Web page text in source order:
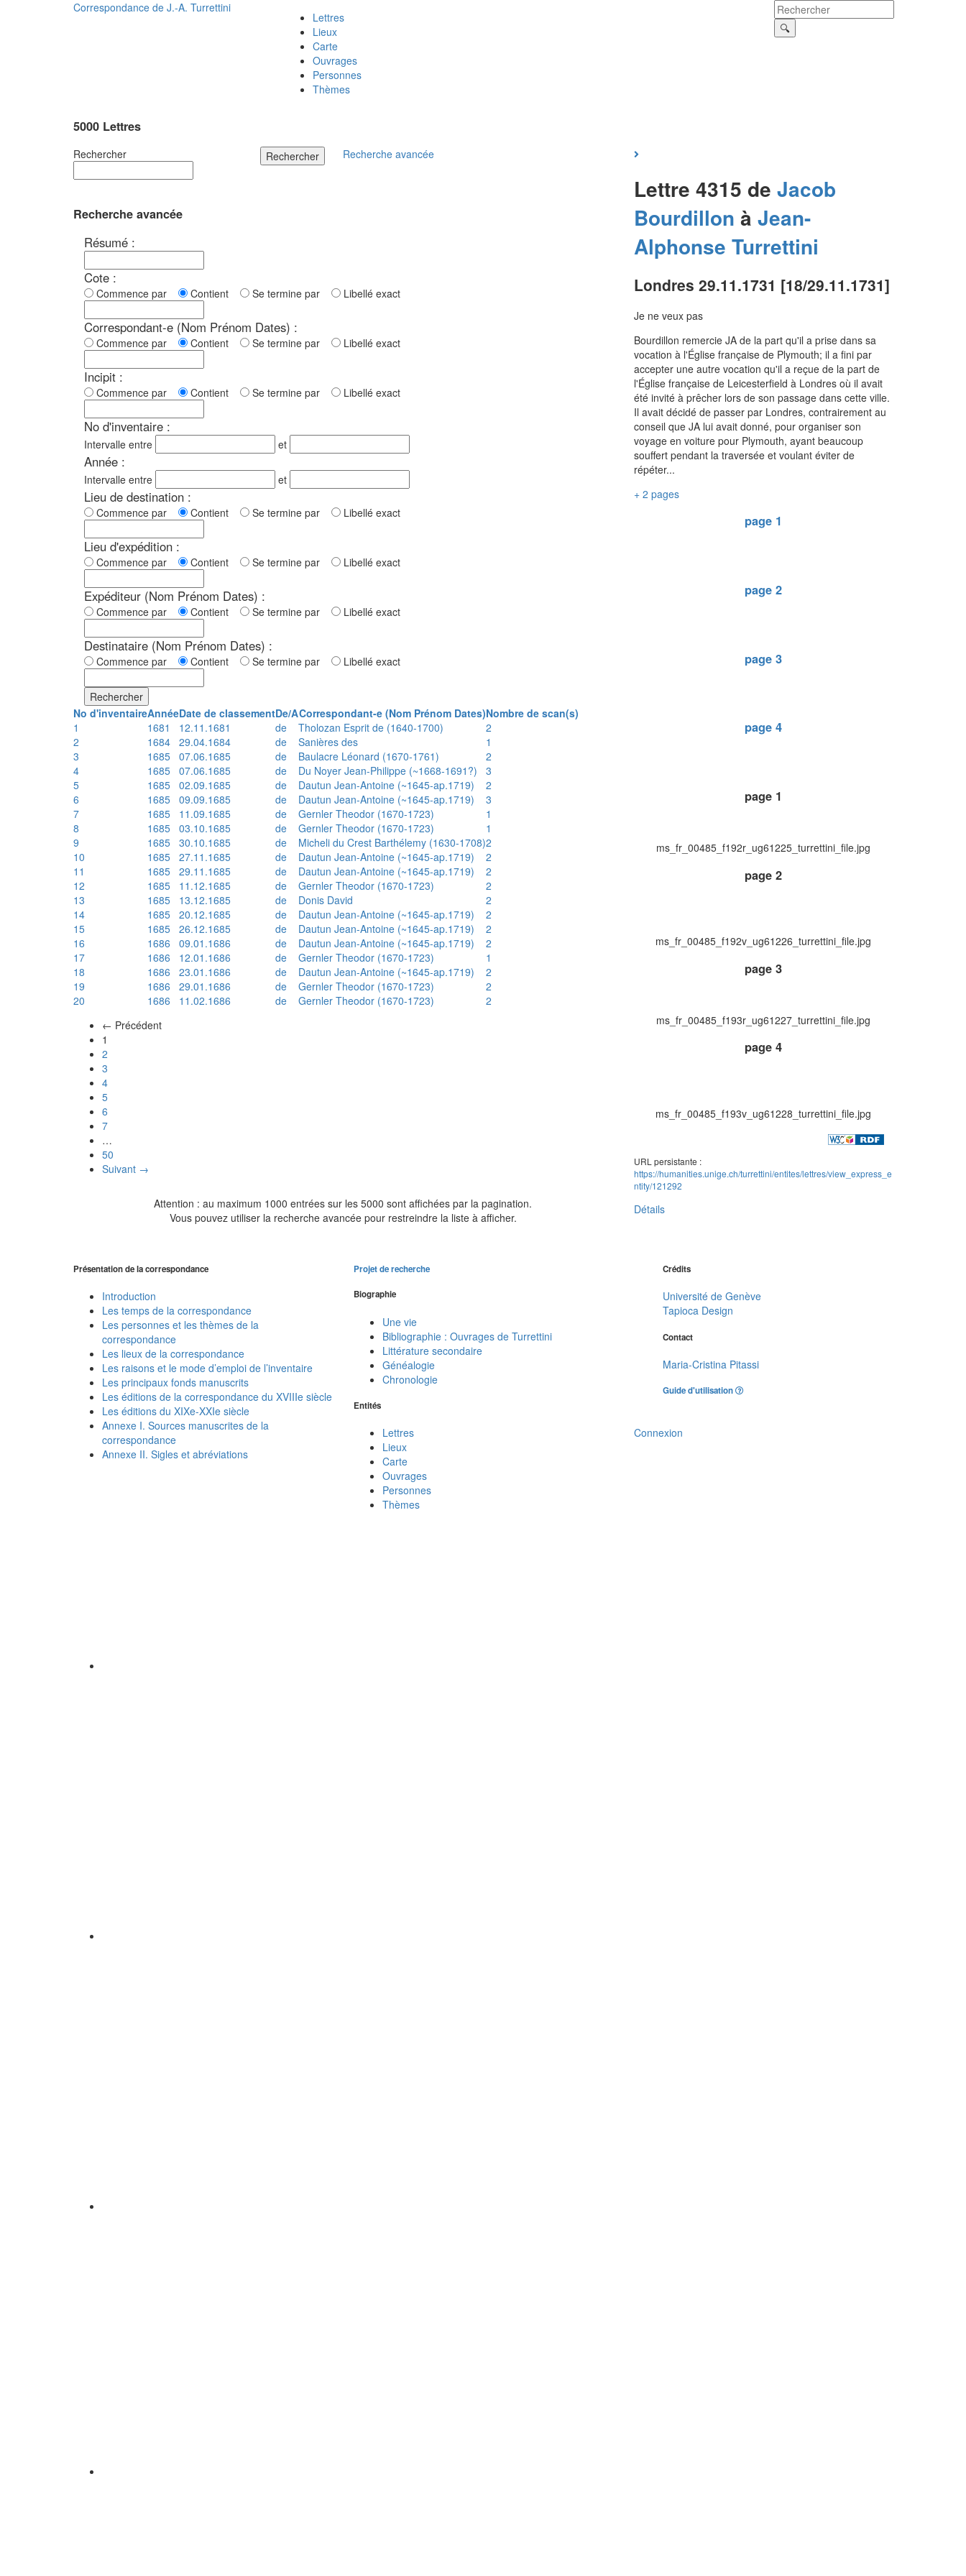
Correspondance de J.-A. Turrettini
Lettres
Lieux
Carte
Ouvrages
Personnes
Thèmes
5000 Lettres
Rechercher Rechercher Recherche avancée
Recherche avancée
Résumé :
Cote :
Commence par Contient Se termine par Libellé exact
Correspondant-e (Nom Prénom Dates) :
Commence par Contient Se termine par Libellé exact
Incipit :
Commence par Contient Se termine par Libellé exact
No d'inventaire :
Intervalle entre et
Année :
Intervalle entre et
Lieu de destination :
Commence par Contient Se termine par Libellé exact
Lieu d'expédition :
Commence par Contient Se termine par Libellé exact
Expéditeur (Nom Prénom Dates) :
Commence par Contient Se termine par Libellé exact
Destinataire (Nom Prénom Dates) :
Commence par Contient Se termine par Libellé exact
Rechercher
No d'inventaireAnnéeDate de classementDe/ACorrespondant-e (Nom Prénom Dates)Nombre de scan(s)
1
1681 12.11.1681 de Tholozan Esprit de (1640-1700)
2
2
1684 29.04.1684 de Sanières des
1
3
1685 07.06.1685 de Baulacre Léonard (1670-1761)
2
4
1685 07.06.1685 de Du Noyer Jean-Philippe (~1668-1691?)
3
5
1685 02.09.1685 de Dautun Jean-Antoine (~1645-ap.1719)
2
6
1685 09.09.1685 de Dautun Jean-Antoine (~1645-ap.1719)
3
7
1685 11.09.1685 de Gernler Theodor (1670-1723)
1
8
1685 03.10.1685 de Gernler Theodor (1670-1723)
1
9
1685 30.10.1685 de Micheli du Crest Barthélemy (1630-1708)2
10
1685 27.11.1685 de Dautun Jean-Antoine (~1645-ap.1719)
2
11
1685 29.11.1685 de Dautun Jean-Antoine (~1645-ap.1719)
2
12
1685 11.12.1685 de Gernler Theodor (1670-1723)
2
13
1685 13.12.1685 de Donis David
2
14
1685 20.12.1685 de Dautun Jean-Antoine (~1645-ap.1719)
2
15
1685 26.12.1685 de Dautun Jean-Antoine (~1645-ap.1719)
2
16
1686 09.01.1686 de Dautun Jean-Antoine (~1645-ap.1719)
2
17
1686 12.01.1686 de Gernler Theodor (1670-1723)
1
18
1686 23.01.1686 de Dautun Jean-Antoine (~1645-ap.1719)
2
19
1686 29.01.1686 de Gernler Theodor (1670-1723)
2
20
1686 11.02.1686 de Gernler Theodor (1670-1723)
2
← Précédent
1
2
3
4
5
6
7
…
50
Suivant →
Attention : au maximum 1000 entrées sur les 5000 sont affichées par la pagination.
Vous pouvez utiliser la recherche avancée pour restreindre la liste à afficher.
Lettre 4315 de Jacob
Bourdillon à Jean-
Alphonse Turrettini
Londres 29.11.1731 [18/29.11.1731]
Je ne veux pas
Bourdillon remercie JA de la part qu'il a prise dans sa
vocation à l'Église française de Plymouth; il a fini par
accepter une autre vocation qu'il a reçue de la part de
l'Église française de Leicesterfield à Londres où il avait
été invité à prêcher lors de son passage dans cette ville.
Il avait décidé de passer par Londres, contrairement au
conseil que JA lui avait donné, pour organiser son
voyage en voiture pour Plymouth, ayant beaucoup
souffert pendant la traversée et voulant éviter de
répéter...
+ 2 pages
page 1
page 2
page 3
page 4
page 1
ms_fr_00485_f192r_ug61225_turrettini_file.jpg
page 2
ms_fr_00485_f192v_ug61226_turrettini_file.jpg
page 3
ms_fr_00485_f193r_ug61227_turrettini_file.jpg
page 4
ms_fr_00485_f193v_ug61228_turrettini_file.jpg
URL persistante :
https://humanities.unige.ch/turrettini/entites/lettres/view_express_e
ntity/121292
Détails
Présentation de la correspondance
Introduction
Les temps de la correspondance
Les personnes et les thèmes de la
correspondance
Les lieux de la correspondance
Les raisons et le mode d’emploi de l’inventaire
Les principaux fonds manuscrits
Les éditions de la correspondance du XVIIIe siècle
Les éditions du XIXe-XXIe siècle
Annexe I. Sources manuscrites de la
correspondance
Annexe II. Sigles et abréviations
Projet de recherche
Biographie
Une vie
Bibliographie : Ouvrages de Turrettini
Littérature secondaire
Généalogie
Chronologie
Entités
Lettres
Lieux
Carte
Ouvrages
Personnes
Thèmes
Crédits
Université de Genève
Tapioca Design
Contact
Maria-Cristina Pitassi
Guide d'utilisation
Connexion